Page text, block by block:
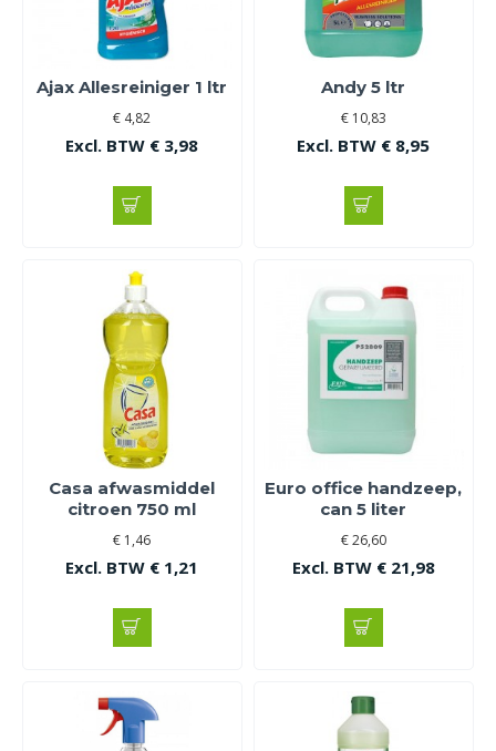
Ajax Allesreiniger 1 ltr
€ 4,82
Excl. BTW € 3,98
Andy 5 ltr
€ 10,83
Excl. BTW € 8,95
Casa afwasmiddel
citroen 750 ml
€ 1,46
Excl. BTW € 1,21
Euro office handzeep,
can 5 liter
€ 26,60
Excl. BTW € 21,98